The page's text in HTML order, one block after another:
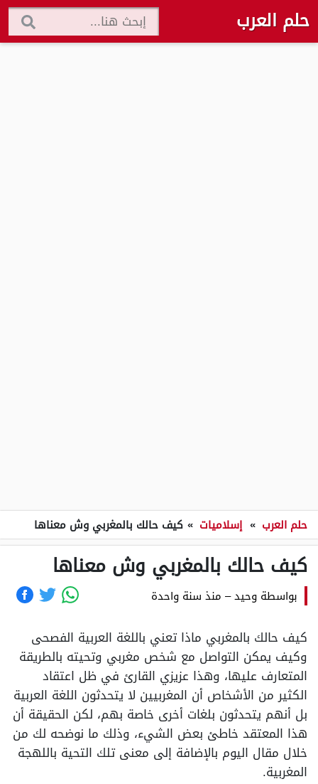
حلم العرب
حلم العرب » إسلاميات » كيف حالك بالمغربي وش معناها
كيف حالك بالمغربي وش معناها
بواسطة وحيد– منذ سنة واحدة
كيف حالك بالمغربي ماذا تعني باللغة العربية الفصحى
وكيف يمكن التواصل مع شخص مغربي وتحيته بالطريقة
المتعارف عليها، وهذا عزيزي القارئ في ظل اعتقاد
الكثير من الأشخاص أن المغربيين لا يتحدثون اللغة العربية
بل أنهم يتحدثون بلغات أخرى خاصة بهم، لكن الحقيقة أن
هذا المعتقد خاطئ بعض الشيء، وذلك ما نوضحه لك من
خلال مقال اليوم بالإضافة إلى معنى تلك التحية باللهجة
المغربية.